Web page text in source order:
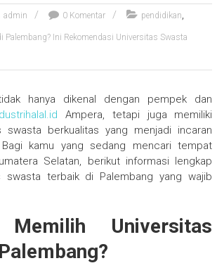
admin 0 Komentar pendidikan,
Palembang? Ini Rekomendasi Universitas Swasta
hanya dikenal dengan pempek dan
Ampera, tetapi juga memiliki
swasta berkualitas yang menjadi incaran
kamu yang sedang mencari tempat
Selatan, berikut informasi lengkap
swasta terbaik di Palembang yang wajib
Memilih Universitas